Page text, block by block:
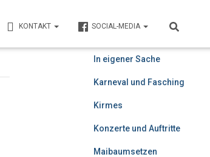
KONTAKT SOCIAL-MEDIA
In eigener Sache
Karneval und Fasching
Kirmes
Konzerte und Auftritte
Maibaumsetzen